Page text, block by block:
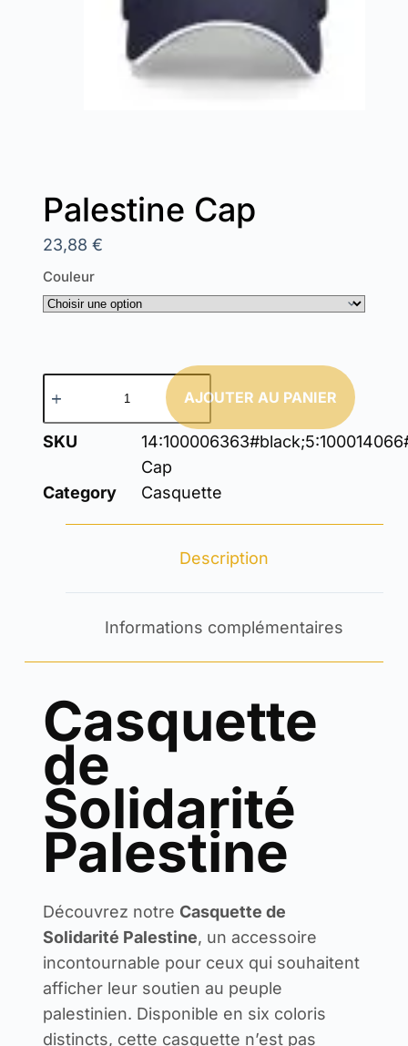
Palestine Cap
23,88 €
Couleur
AJOUTER AU PANIER
SKU
Cap
Category
Casquette
Description
Informations complémentaires
Casquette
de
Solidarité
Palestine
Découvrez notre Casquette de
Solidarité Palestine, un accessoire
incontournable pour ceux qui souhaitent
afficher leur soutien au peuple
palestinien. Disponible en six coloris
distincts, cette casquette n’est pas